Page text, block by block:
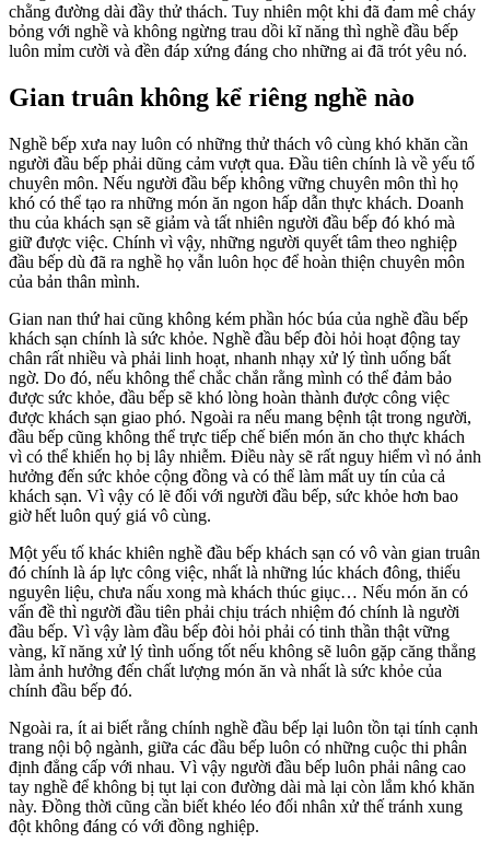
chằng đường dài đầy thử thách. Tuy nhiên một khi đã đam mê cháy
bỏng với nghề và không ngừng trau dồi kĩ năng thì nghề đầu bếp
luôn mỉm cười và đền đáp xứng đáng cho những ai đã trót yêu nó.
Gian truân không kể riêng nghề nào
Nghề bếp xưa nay luôn có những thử thách vô cùng khó khăn cần
người đầu bếp phải dũng cảm vượt qua. Đầu tiên chính là về yếu tố
chuyên môn. Nếu người đầu bếp không vững chuyên môn thì họ
khó có thể tạo ra những món ăn ngon hấp dẫn thực khách. Doanh
thu của khách sạn sẽ giảm và tất nhiên người đầu bếp đó khó mà
giữ được việc. Chính vì vậy, những người quyết tâm theo nghiệp
đầu bếp dù đã ra nghề họ vẫn luôn học để hoàn thiện chuyên môn
của bản thân mình.
Gian nan thứ hai cũng không kém phần hóc búa của nghề đầu bếp
khách sạn chính là sức khỏe. Nghề đầu bếp đòi hỏi hoạt động tay
chân rất nhiều và phải linh hoạt, nhanh nhạy xử lý tình uống bất
ngờ. Do đó, nếu không thể chắc chắn rằng mình có thể đảm bảo
được sức khỏe, đầu bếp sẽ khó lòng hoàn thành được công việc
được khách sạn giao phó. Ngoài ra nếu mang bệnh tật trong người,
đầu bếp cũng không thể trực tiếp chế biến món ăn cho thực khách
vì có thể khiến họ bị lây nhiễm. Điều này sẽ rất nguy hiểm vì nó ảnh
hưởng đến sức khỏe cộng đồng và có thể làm mất uy tín của cả
khách sạn. Vì vậy có lẽ đối với người đầu bếp, sức khỏe hơn bao
giờ hết luôn quý giá vô cùng.
Một yếu tố khác khiên nghề đầu bếp khách sạn có vô vàn gian truân
đó chính là áp lực công việc, nhất là những lúc khách đông, thiếu
nguyên liệu, chưa nấu xong mà khách thúc giục… Nếu món ăn có
vấn đề thì người đầu tiên phải chịu trách nhiệm đó chính là người
đầu bếp. Vì vậy làm đầu bếp đòi hỏi phải có tinh thần thật vững
vàng, kĩ năng xử lý tình uống tốt nếu không sẽ luôn gặp căng thẳng
làm ảnh hưởng đến chất lượng món ăn và nhất là sức khỏe của
chính đầu bếp đó.
Ngoài ra, ít ai biết rằng chính nghề đầu bếp lại luôn tồn tại tính cạnh
trang nội bộ ngành, giữa các đầu bếp luôn có những cuộc thi phân
định đẳng cấp với nhau. Vì vậy người đầu bếp luôn phải nâng cao
tay nghề để không bị tụt lại con đường dài mà lại còn lắm khó khăn
này. Đồng thời cũng cần biết khéo léo đối nhân xử thế tránh xung
đột không đáng có với đồng nghiệp.